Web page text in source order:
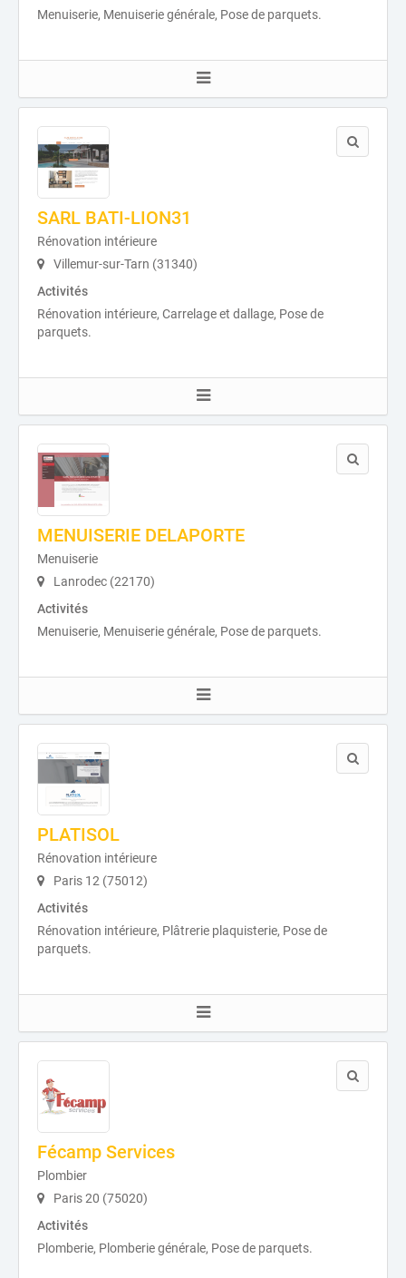
Menuiserie, Menuiserie générale, Pose de parquets.
SARL BATI-LION31
Rénovation intérieure
Villemur-sur-Tarn (31340)
Activités
Rénovation intérieure, Carrelage et dallage, Pose de
parquets.
MENUISERIE DELAPORTE
Menuiserie
Lanrodec (22170)
Activités
Menuiserie, Menuiserie générale, Pose de parquets.
PLATISOL
Rénovation intérieure
Paris 12 (75012)
Activités
Rénovation intérieure, Plâtrerie plaquisterie, Pose de
parquets.
Fécamp Services
Plombier
Paris 20 (75020)
Activités
Plomberie, Plomberie générale, Pose de parquets.